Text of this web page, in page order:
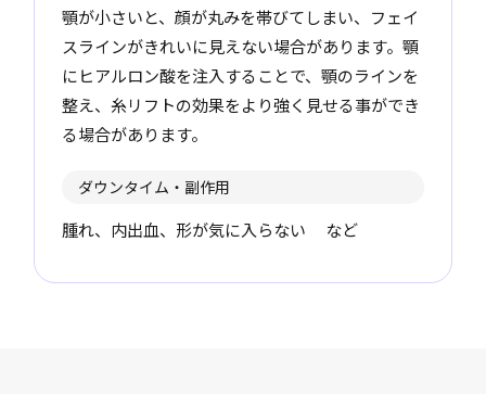
顎が小さいと、顔が丸みを帯びてしまい、フェイ
スラインがきれいに見えない場合があります。顎
にヒアルロン酸を注入することで、顎のラインを
整え、糸リフトの効果をより強く見せる事ができ
る場合があります。
ダウンタイム・副作用
腫れ、内出血、形が気に入らない など